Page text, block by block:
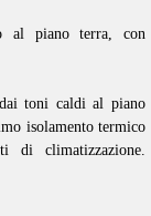
al piano terra, con
toni caldi al piano
isolamento termico
di climatizzazione.